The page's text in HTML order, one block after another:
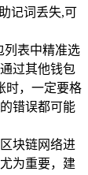
记词丢失,可
列表中精准选
过其他钱包
时，一定要格
错误都可能
块链网络进
为重要，建